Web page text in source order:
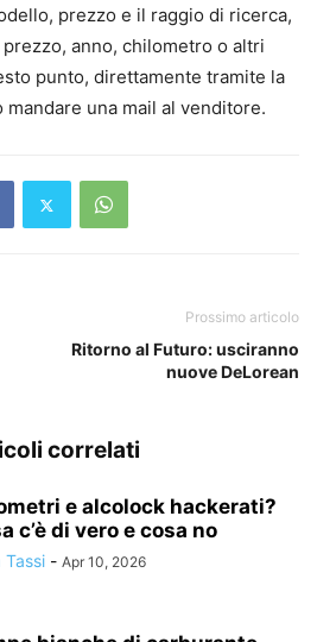
prezzo e il raggio di ricerca,
anno, chilometro o altri
punto, direttamente tramite la
una mail al venditore.
Prossimo articolo
Ritorno al Futuro: usciranno
nuove DeLorean
correlati
e alcolock hackerati?
c’è di vero e cosa no
Tassi - Apr 10, 2026